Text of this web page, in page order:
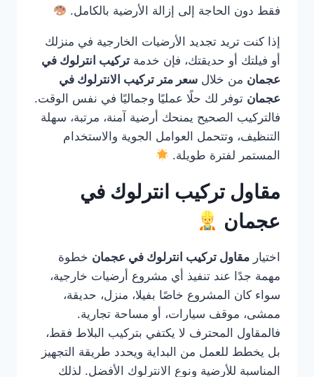
فقط دون الحاجة إلى إزالة الأرضية بالكامل.
إذا كنت تريد تجديد الأرضيات الخارجية في منزلك
أو فيلتك أو حديقتك، فإن خدمة تركيب انترلوك في
عجمان من خلال سعر متر تركيب الانترلوك في
عجمان توفر لك حلًا عمليًا وجماليًا في نفس الوقت.
فالتركيب الصحيح يمنحك أرضية آمنة، مرتبة، سهلة
التنظيف، وتتحمل العوامل الجوية والاستخدام
المستمر لفترة طويلة.
مقاول تركيب انترلوك في
عجمان
اختيار مقاول تركيب انترلوك في عجمان خطوة
مهمة جدًا عند تنفيذ أي مشروع أرضيات خارجية،
سواء كان المشروع خاصًا بفيلا، منزل، حديقة،
ممشى، موقف سيارات، أو مساحة تجارية.
فالمقاول المحترف لا يكتفي بتركيب البلاط فقط،
بل يخطط للعمل من البداية ويحدد طريقة التجهيز
المناسبة للأرضية ونوع الانترلوك الأفضل. لذلك